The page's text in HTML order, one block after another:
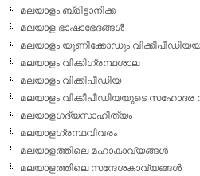
മലയാളം ബ്രിട്ടാനിക്ക
മലയാള ഭാഷാഭേദങ്ങള്‍
മലയാളം യൂണിക്കോഡും
മലയാളം വിക്കിഗ്രന്ഥശാല
മലയാളം വിക്കിപീഡിയ
മലയാളം വിക്കീപീഡിയയുടെ സഹോദര
മലയാളഗദ്യസാഹിത്യം
മലയാളഗ്രന്ഥവിവരം
മലയാളത്തിലെ മഹാകാവ്യങ്ങള്‍
മലയാളത്തിലെ സന്ദേശകാവ്യങ്ങള്‍